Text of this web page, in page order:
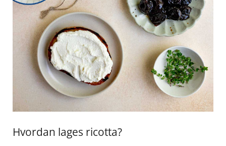
Hvordan lages⁢ ricotta?